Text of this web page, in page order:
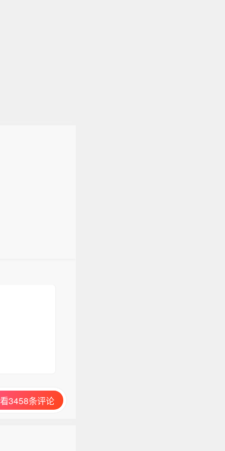
3458条评论